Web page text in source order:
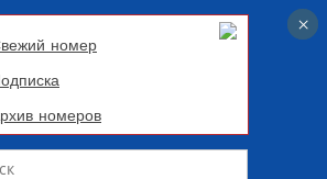
номер
номеров
×
×